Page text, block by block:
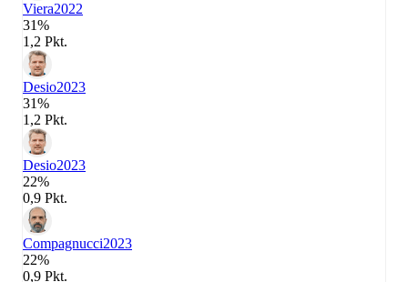
Viera2022
31%
1,2 Pkt.
Desio2023
31%
1,2 Pkt.
Desio2023
22%
0,9 Pkt.
Compagnucci2023
22%
0,9 Pkt.